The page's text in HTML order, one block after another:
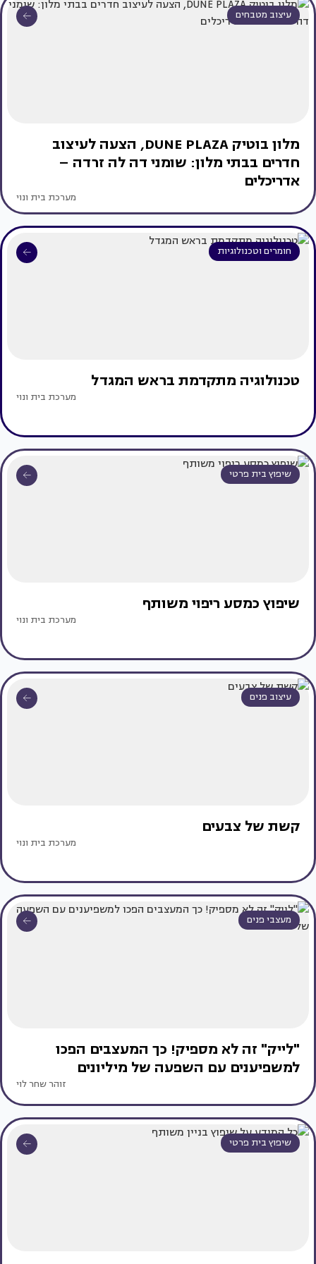
עיצוב מטבחים
מלון בוטיק DUNE PLAZA, הצעה לעיצוב
חדרים בבתי מלון: שומני דה לה זרדה –
אדריכלים
מערכת בית ונוי
חומרים וטכנולוגיות
טכנולוגיה מתקדמת בראש המגדל
מערכת בית ונוי
שיפוץ בית פרטי
שיפוץ כמסע ריפוי משותף
מערכת בית ונוי
עיצוב פנים
קשת של צבעים
מערכת בית ונוי
מעצבי פנים
"לייק" זה לא מספיק! כך המעצבים הפכו
למשפיענים עם השפעה של מיליונים
זוהר שחר לוי
שיפוץ בית פרטי